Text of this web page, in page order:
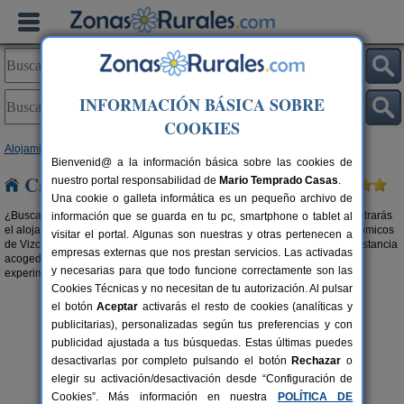
Alojamientos
Casas rurales baratas en Vizcaya
¿Buscas casa rural en Vizcaya al mejor precio ? En Zonas Rurales econtrarás
el alojamiento rural más ajustado a tu bolsillo. Alojamientos rurales económicos
de Vizcaya por menos de 20 € persona/noche. Si también desesas una estancia
acogedora, mira una de estascasas rurales con chimenea en Vizcayay
experimenta un inolvidable viaje de turismo rural para repetir.
2-4+1 pers.
Casa Rural Erdikoetxe
INFORMACIÓN BÁSICA SOBRE
COOKIES
Bienvenid@ a la información básica sobre las cookies de
nuestro portal responsabilidad de Mario Temprado Casas.
Una cookie o galleta informática es un pequeño archivo de
información que se guarda en tu pc, smartphone o tablet al
visitar el portal. Algunas son nuestras y otras pertenecen a
empresas externas que nos prestan servicios. Las activadas
y necesarias para que todo funcione correctamente son las
Cookies Técnicas y no necesitan de tu autorización. Al pulsar
el botónAceptar activarás el resto de cookies (analíticas y
publicitarias), personalizadas según tus preferencias y con
publicidad ajustada a tus búsquedas. Estas últimas puedes
desactivarlas por completo pulsando el botón Rechazar o
elegir su activación/desactivación desde “Configuración de
Cookies”. Más información en nuestra
POLÍTICA DE